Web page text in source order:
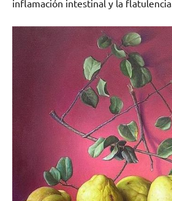
inflamación intestinal y la flatulencia.